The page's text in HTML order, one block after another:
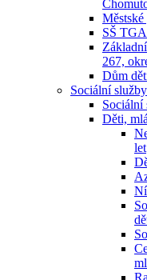
SŠ
267,
Dům
Sociální služby
Sociální
Děti,
let